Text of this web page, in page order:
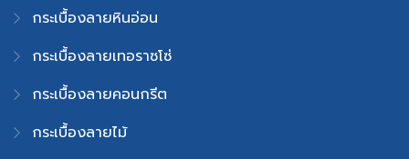
กระเบื้องลายหินอ่อน
กระเบื้องลายเทอราซโซ่
กระเบื้องลายคอนกรีต
กระเบื้องลายไม้